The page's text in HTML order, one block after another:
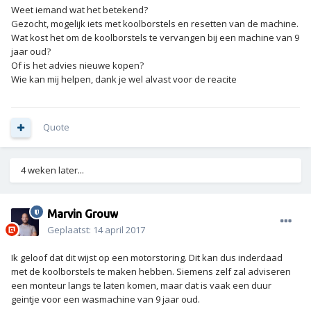
Weet iemand wat het betekend?
Gezocht, mogelijk iets met koolborstels en resetten van de machine.
Wat kost het om de koolborstels te vervangen bij een machine van 9
jaar oud?
Of is het advies nieuwe kopen?
Wie kan mij helpen, dank je wel alvast voor de reacite
Quote
4 weken later...
Marvin Grouw
Geplaatst: 14 april 2017
Ik geloof dat dit wijst op een motorstoring. Dit kan dus inderdaad
met de koolborstels te maken hebben. Siemens zelf zal adviseren
een monteur langs te laten komen, maar dat is vaak een duur
geintje voor een wasmachine van 9 jaar oud.